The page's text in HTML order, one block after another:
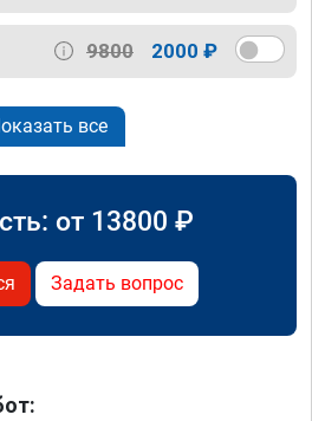
9800 2000 ₽
все
от 13800 ₽
Задать вопрос